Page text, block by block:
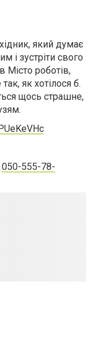
який думає
і зустріти свого
Місто роботів,
як хотілося б.
щось страшне,
050-555-78-